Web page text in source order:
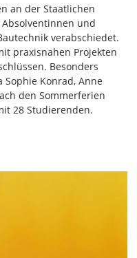
an der Staatlichen
und
verabschiedet.
praxisnahen Projekten
Besonders
Konrad, Anne
den Sommerferien
28 Studierenden.